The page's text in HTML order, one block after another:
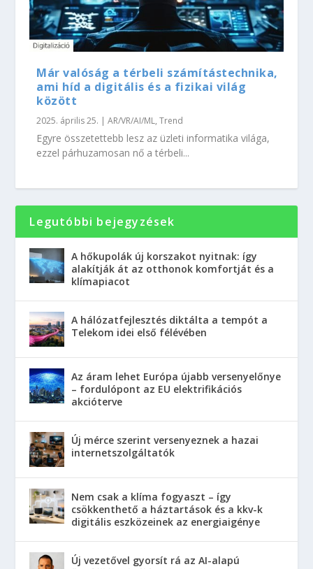
Már valóság a térbeli számítástechnika,
ami híd a digitális és a fizikai világ
között
2025. április 25. |AR/VR/AI/ML,Trend
Egyre összetettebb lesz az üzleti informatika világa,
ezzel párhuzamosan nő a térbeli...
Legutóbbi bejegyzések
A hőkupolák új korszakot nyitnak: így
alakítják át az otthonok komfortját és a
klímapiacot
A hálózatfejlesztés diktálta a tempót a
Telekom idei első félévében
Az áram lehet Európa újabb versenyelőnye
– fordulópont az EU elektrifikációs
akcióterve
Új mérce szerint versenyeznek a hazai
internetszolgáltatók
Nem csak a klíma fogyaszt – így
csökkenthető a háztartások és a kkv-k
digitális eszközeinek az energiaigénye
Új vezetővel gyorsít rá az AI-alapú